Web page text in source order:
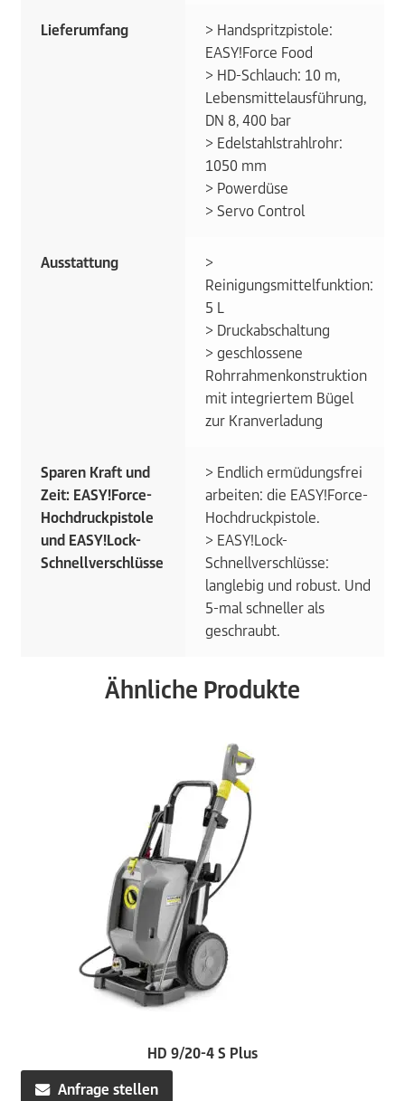
Lieferumfang
> Handspritzpistole:
EASY!Force Food
> HD-Schlauch: 10 m,
Lebensmittelausführung,
DN 8, 400 bar
> Edelstahlstrahlrohr:
1050 mm
> Powerdüse
> Servo Control
Ausstattung
>
Reinigungsmittelfunktion:
5 L
> Druckabschaltung
> geschlossene
Rohrrahmenkonstruktion
mit integriertem Bügel
zur Kranverladung
Sparen Kraft und
Zeit: EASY!Force-
Hochdruckpistole
und EASY!Lock-
Schnellverschlüsse
> Endlich ermüdungsfrei
arbeiten: die EASY!Force-
Hochdruckpistole.
> EASY!Lock-
Schnellverschlüsse:
langlebig und robust. Und
5-mal schneller als
geschraubt.
Ähnliche Produkte
HD 9/20-4 S Plus
Anfrage stellen